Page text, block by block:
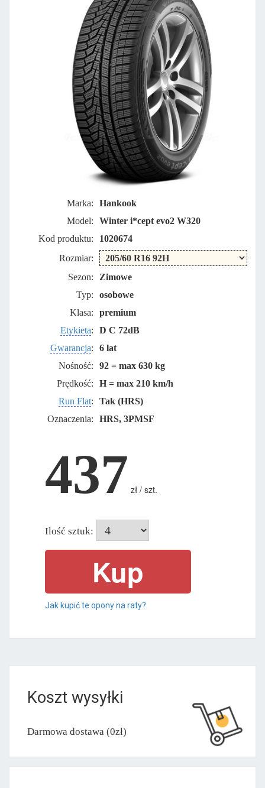
Marka:
Hankook
Model:
Winter i*cept evo2 W320
Kod produktu:
1020674
Rozmiar:
Sezon:
Zimowe
Typ:
osobowe
Klasa:
premium
Etykieta:
D C 72dB
Gwarancja:
6 lat
Nośność:
92 = max 630 kg
Prędkość:
H = max 210 km/h
Run Flat:
Tak (HRS)
Oznaczenia:
HRS, 3PMSF
437 zł / szt.
Ilość sztuk:
Jak kupić te opony na raty?
Koszt wysyłki
Darmowa dostawa (0zł)